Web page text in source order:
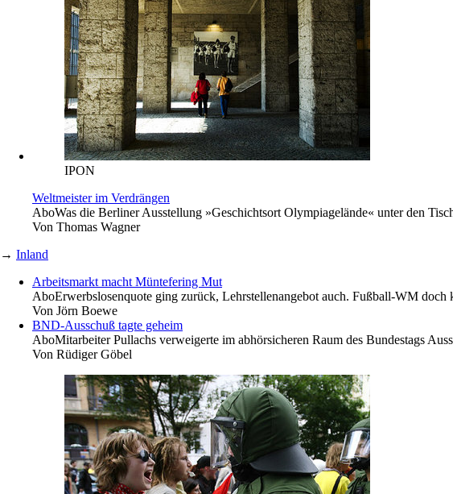
IPON
Weltmeister im Verdrängen
AboWas die Berliner Ausstellung »Geschichtsort Olympiagelände« unter den
Von Thomas Wagner
→ Inland
Arbeitsmarkt macht Müntefering Mut
AboErwerbslosenquote ging zurück, Lehrstellenangebot auch. Fußball-WM doch
Von Jörn Boewe
BND-Ausschuß tagte geheim
AboMitarbeiter Pullachs verweigerte im abhörsicheren Raum des Bundestags
Von Rüdiger Göbel